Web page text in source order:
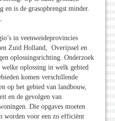
en is de grasopbrengst minder.
in veenweideprovincies
Zuid Holland, Overijssel en
oplossingsrichting. Onderzoek
oplossing in welk gebied
komen verschillende
op het gebied van landbouw,
en de gevolgen van
Die opgaves moeten
worden voor een zo efficiënt